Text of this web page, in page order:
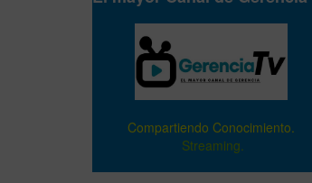
Compartiendo Conocimiento.
Streaming.